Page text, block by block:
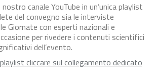
canale YouTube in un’unica playlist
del convegno sia le interviste
Giornate con esperti nazionali e
per rivedere i contenuti scientifici
dell’evento.
cliccare sul collegamento dedicato